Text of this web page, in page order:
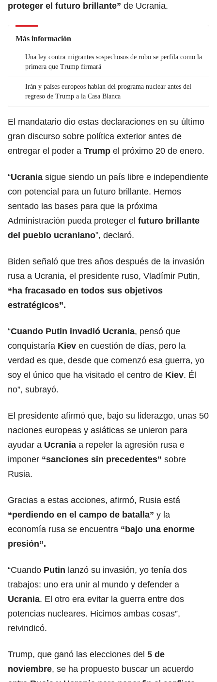
proteger el futuro brillante” de Ucrania.
Más información
Una ley contra migrantes sospechosos de robo se perfila como la
primera que Trump firmará
Irán y países europeos hablan del programa nuclear antes del
regreso de Trump a la Casa Blanca
El mandatario dio estas declaraciones en su último
gran discurso sobre política exterior antes de
entregar el poder a Trump el próximo 20 de enero.
“Ucrania sigue siendo un país libre e independiente
con potencial para un futuro brillante. Hemos
sentado las bases para que la próxima
Administración pueda proteger el futuro brillante
del pueblo ucraniano”, declaró.
Biden señaló que tres años después de la invasión
rusa a Ucrania, el presidente ruso, Vladímir Putin,
“ha fracasado en todos sus objetivos
estratégicos”.
“Cuando Putin invadió Ucrania, pensó que
conquistaría Kiev en cuestión de días, pero la
verdad es que, desde que comenzó esa guerra, yo
soy el único que ha visitado el centro de Kiev. Él
no”, subrayó.
El presidente afirmó que, bajo su liderazgo, unas 50
naciones europeas y asiáticas se unieron para
ayudar a Ucrania a repeler la agresión rusa e
imponer “sanciones sin precedentes” sobre
Rusia.
Gracias a estas acciones, afirmó, Rusia está
“perdiendo en el campo de batalla” y la
economía rusa se encuentra “bajo una enorme
presión”.
“Cuando Putin lanzó su invasión, yo tenía dos
trabajos: uno era unir al mundo y defender a
Ucrania. El otro era evitar la guerra entre dos
potencias nucleares. Hicimos ambas cosas”,
reivindicó.
Trump, que ganó las elecciones del 5 de
noviembre, se ha propuesto buscar un acuerdo